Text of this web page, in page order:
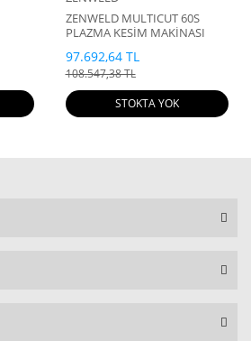
ZENWELD MULTICUT 60S
PLAZMA KESİM MAKİNASI
97.692,64 TL
108.547,38 TL
STOKTA YOK